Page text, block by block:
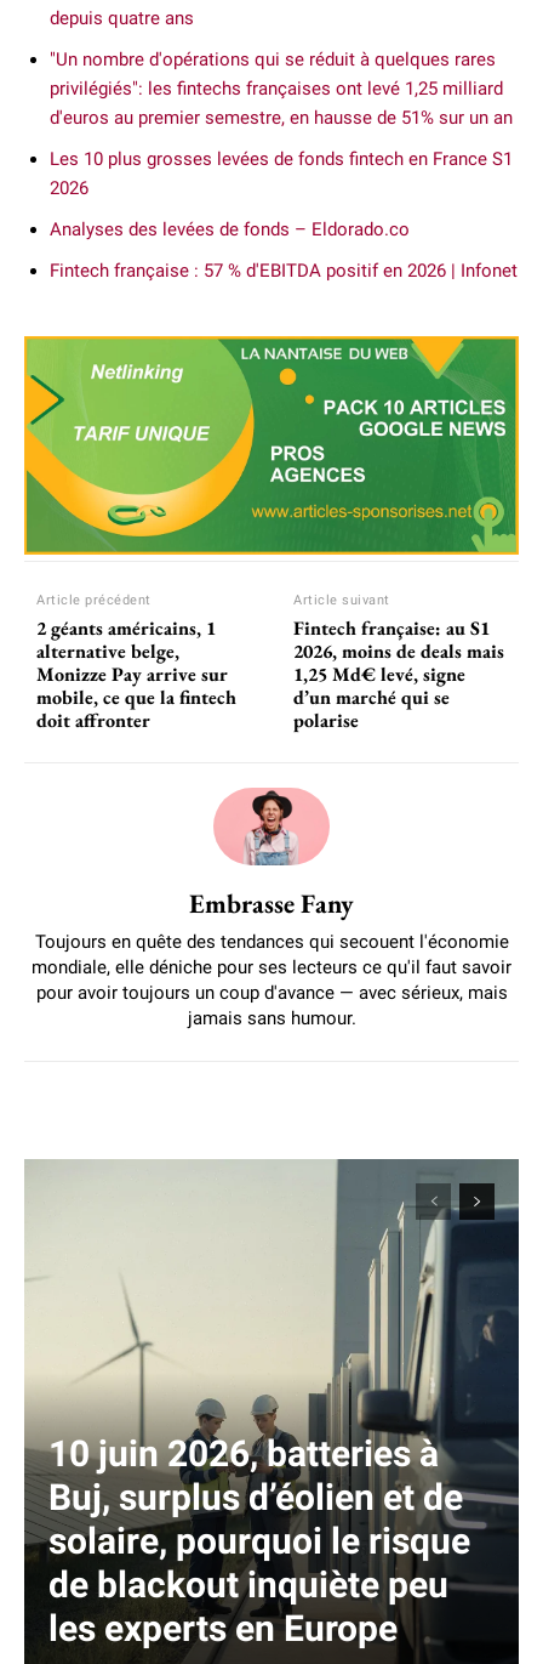
depuis quatre ans
"Un nombre d'opérations qui se réduit à quelques rares
privilégiés": les fintechs françaises ont levé 1,25 milliard
d'euros au premier semestre, en hausse de 51% sur un an
Les 10 plus grosses levées de fonds fintech en France S1
2026
Analyses des levées de fonds – Eldorado.co
Fintech française : 57 % d'EBITDA positif en 2026 | Infonet
Article précédent
2 géants américains, 1
alternative belge,
Monizze Pay arrive sur
mobile, ce que la fintech
doit affronter
Article suivant
Fintech française: au S1
2026, moins de deals mais
1,25 Md€ levé, signe
d’un marché qui se
polarise
Embrasse Fany
Toujours en quête des tendances qui secouent l'économie
mondiale, elle déniche pour ses lecteurs ce qu'il faut savoir
pour avoir toujours un coup d'avance — avec sérieux, mais
jamais sans humour.
10 juin 2026, batteries à
Buj, surplus d’éolien et de
solaire, pourquoi le risque
de blackout inquiète peu
les experts en Europe